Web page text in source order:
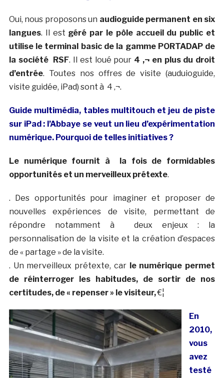
Oui, nous proposons un audioguide permanent en six
langues. Il est géré par le pôle accueil du public et
utilise le terminal basic de la gamme PORTADAPde
la société
RSF. Il est loué pour 4 ‚¬ en plus du droit
d’entrée. Toutes nos offres de visite (auduioguide,
visite guidée, iPad) sont à 4 ‚¬.
Guide multimédia, tables multitouch et jeu de piste
sur iPad : l’Abbaye se veut un lieu d’expérimentation
numérique. Pourquoi de telles initiatives ?
Le numérique fournit à la fois de formidables
opportunités et un merveilleux prétexte.
. Des opportunités pour imaginer et proposer de
nouvelles expériences de visite, permettant de
répondre notamment à deux enjeux : la
personnalisation de la visite et la création d’espaces
de « partage » de la visite.
. Un merveilleux prétexte, car le numérique permet
de réinterroger les habitudes, de sortir de nos
certitudes, de « repenser » le visiteur,€¦
En
2010,
vous
avez
testé